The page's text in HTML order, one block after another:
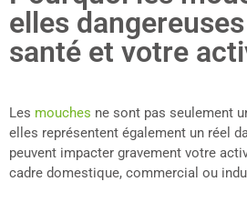
elles
santé et votre
Les mouches ne sont pas seulement
elles représentent également un réel
peuvent impacter gravement votre
cadre domestique, commercial ou